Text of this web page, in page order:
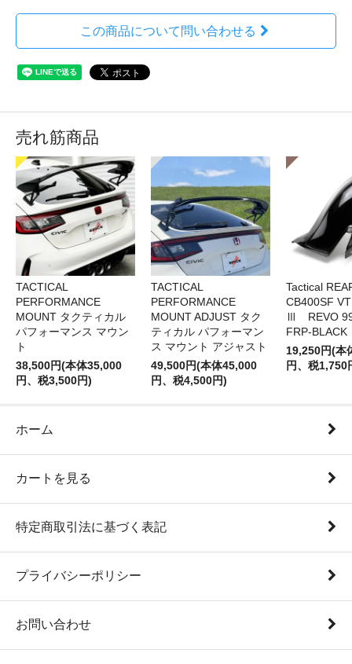
この商品について問い合わせる
売れ筋商品
TACTICAL
PERFORMANCE
MOUNT タクティカル
パフォーマンス マウン
ト
38,500円(本体35,000
円、税3,500円)
TACTICAL
PERFORMANCE
MOUNT ADJUST タク
ティカル パフォーマン
ス マウント アジャスト
49,500円(本体45,000
円、税4,500円)
Tactical
CB400SF
Ⅲ REVO
FRP-BLACK
19,250円(本
円、税1,750
ホーム
カートを見る
特定商取引法に基づく表記
プライバシーポリシー
お問い合わせ